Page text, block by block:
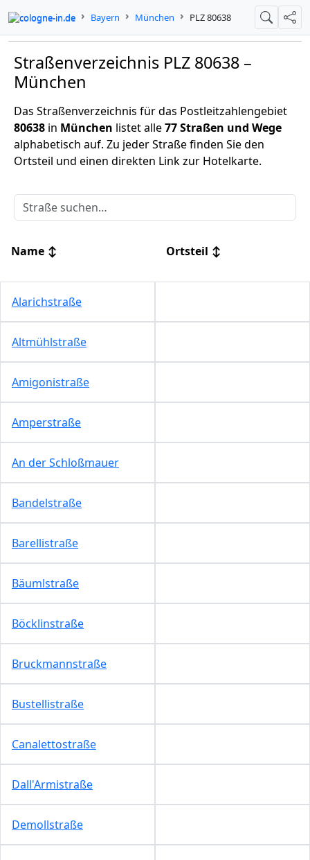
cologne-in.de Bayern München PLZ 80638 Suche
Straßenverzeichnis PLZ 80638 –
München
Das Straßenverzeichnis für das Postleitzahlengebiet
80638 in München listet alle77 Straßen und Wege
alphabetisch auf. Zu jeder Straße finden Sie den
Ortsteil und einen direkten Link zur Hotelkarte.
Name ↕ Ortsteil ↕
Alarichstraße
Altmühlstraße
Amigonistraße
Amperstraße
An der Schloßmauer
Bandelstraße
Barellistraße
Bäumlstraße
Böcklinstraße
Bruckmannstraße
Bustellistraße
Canalettostraße
Dall'Armistraße
Demollstraße